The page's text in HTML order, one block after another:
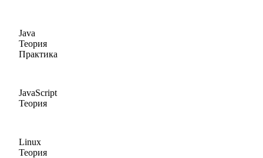
Java
Теория
Практика
JavaScript
Теория
Linux
Теория